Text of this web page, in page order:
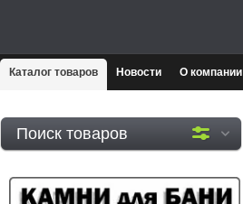
Каталог товаров Новости О компании
Поиск товаров